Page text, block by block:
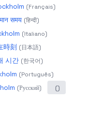
(Français)
समय (हिन्दी)
(Italiano)
時刻 (日本語)
시간 (한국어)
(Português)
(Русский) ()